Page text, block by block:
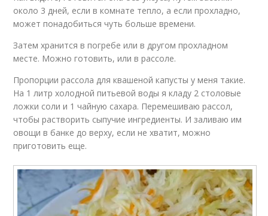
около 3 дней, если в комнате тепло, а если прохладно,
может понадобиться чуть больше времени.
Затем хранится в погребе или в другом прохладном
месте. Можно готовить, или в рассоле.
Пропорции рассола для квашеной капусты у меня такие.
На 1 литр холодной питьевой воды я кладу 2 столовые
ложки соли и 1 чайную сахара. Перемешиваю рассол,
чтобы растворить сыпучие ингредиенты. И заливаю им
овощи в банке до верху, если не хватит, можно
приготовить еще.